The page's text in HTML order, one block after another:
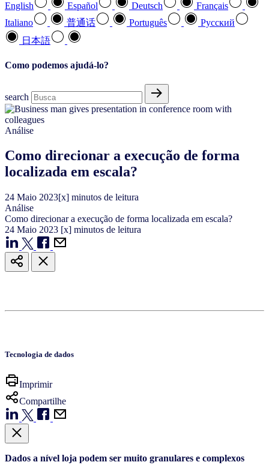
English Español Deutsch
Français
Italiano
普通话 Português
Pусский
日本語
Como podemos ajudá-lo?
search
Análise
Como direcionar a execução de forma
localizada em escala?
24 Maio 2023[x] minutos de leitura
Análise
Como direcionar a execução de forma localizada em escala?
24 Maio 2023 [x] minutos de leitura
Tecnologia de dados
Imprimir
Compartilhe
Dados a nível loja podem ser muito granulares e complexos